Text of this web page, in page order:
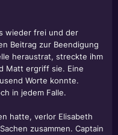
wieder frei und der
Beitrag zur Beendigung
heraustrat, streckte ihm
Matt ergriff sie. Eine
Worte konnte.
in jedem Falle.
hatte, verlor Elisabeth
zusammen. Captain